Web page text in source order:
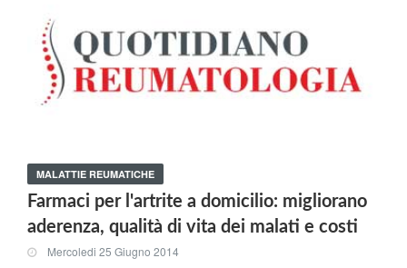
MALATTIE REUMATICHE
Farmaci per l'artrite a domicilio: migliorano
aderenza, qualità di vita dei malati e costi
Mercoledi 25 Giugno 2014